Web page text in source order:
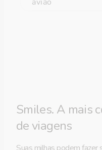
Smiles. A mais
de viagens